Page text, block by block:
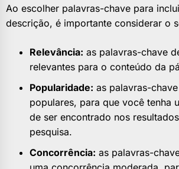
Ao escolher palavras-chave para
descrição, é importante considerar o
Relevância: as palavras-chave
relevantes para o conteúdo da
Popularidade: as palavras-
populares, para que você tenha
de ser encontrado nos
pesquisa.
Concorrência: as palavras-